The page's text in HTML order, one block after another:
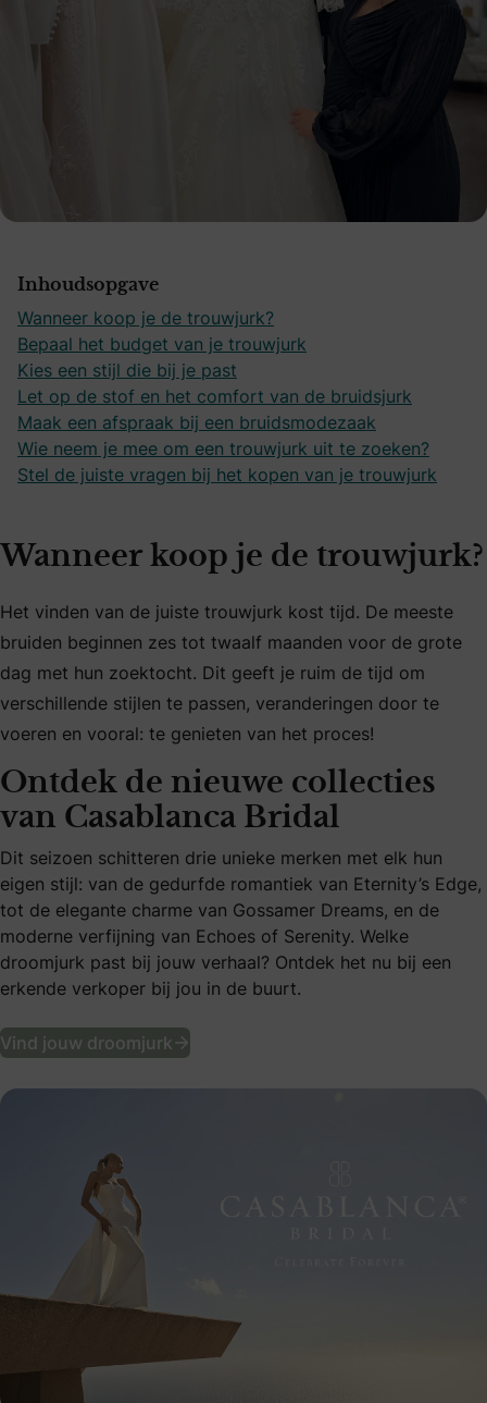
Inhoudsopgave
Wanneer koop je de trouwjurk?
Bepaal het budget van je trouwjurk
Kies een stijl die bij je past
Let op de stof en het comfort van de bruidsjurk
Maak een afspraak bij een bruidsmodezaak
Wie neem je mee om een trouwjurk uit te zoeken?
Stel de juiste vragen bij het kopen van je trouwjurk
Wanneer koop je de trouwjurk?
Het vinden van de juiste trouwjurk kost tijd. De meeste
bruiden beginnen zes tot twaalf maanden voor de grote
dag met hun zoektocht. Dit geeft je ruim de tijd om
verschillende stijlen te passen, veranderingen door te
voeren en vooral: te genieten van het proces!
Ontdek de nieuwe collecties
van Casablanca Bridal
Dit seizoen schitteren drie unieke merken met elk hun
eigen stijl: van de gedurfde romantiek van Eternity’s Edge,
tot de elegante charme van Gossamer Dreams, en de
moderne verfijning van Echoes of Serenity. Welke
droomjurk past bij jouw verhaal? Ontdek het nu bij een
erkende verkoper bij jou in de buurt.
Vind jouw droomjurk Ontdek de nieuwe collecties van